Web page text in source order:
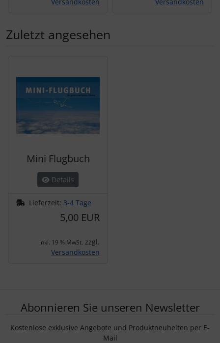
Zuletzt angesehen
Mini Flugbuch
Details
Lieferzeit: 3-4 Tage
5,00 EUR
inkl. 19 % MwSt. zzgl.
Versandkosten
Abonnieren Sie unseren Newsletter
Kostenlose exklusive Angebote und Produktneuheiten per E-
Mail